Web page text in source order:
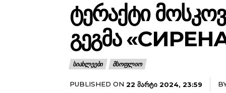
ᲢᲔᲠᲐᲥᲢᲘ
ᲒᲔᲒᲛᲐ
ᲡᲘᲐᲮᲚᲔᲔᲑᲘ ᲛᲡᲝᲤᲚᲘᲝ
PUBLISHED ON 22 ᲛᲐᲠᲢᲘ 2024, 23:59